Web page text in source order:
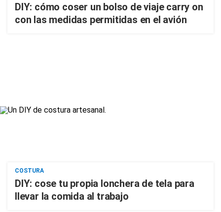
DIY: cómo coser un bolso de viaje carry on
con las medidas permitidas en el avión
COSTURA
DIY: cose tu propia lonchera de tela para
llevar la comida al trabajo